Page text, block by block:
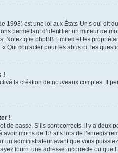
1998) est une loi aux États-Unis qui dit
permettant d’identifier un mineur de
Notez que phpBB Limited et les
Qui contacter pour les abus ou les
!
la création de nouveaux comptes. Il
!
de passe. S’ils sont corrects, il y a deux
avoir moins de 13 ans lors de
un administrateur avant que vous
fourni une adresse incorrecte ou